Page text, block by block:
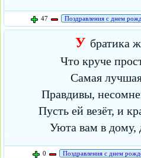
47
Поздравления с днем
У братика
Что круче
Самая
Правдивы,
Пусть ей везёт, и
Уюта вам в дому,
0
Поздравления с днем